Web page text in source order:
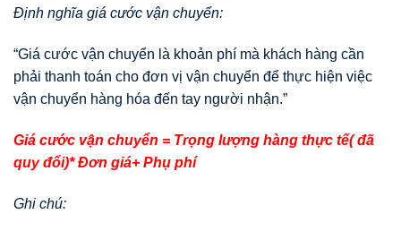
Định nghĩa giá cước vận chuyển:
“Giá cước vận chuyển là khoản phí mà khách hàng cần
phải thanh toán cho đơn vị vận chuyển để thực hiện việc
vận chuyển hàng hóa đến tay người nhận.”
Giá cước vận chuyển = Trọng lượng hàng thực tế( đã
quy đổi)* Đơn giá+ Phụ phí
Ghi chú: